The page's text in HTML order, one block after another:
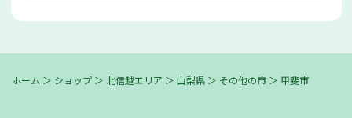
ホーム ＞ ショップ ＞ 北信越エリア ＞ 山梨県 ＞ その他の市 ＞ 甲斐市